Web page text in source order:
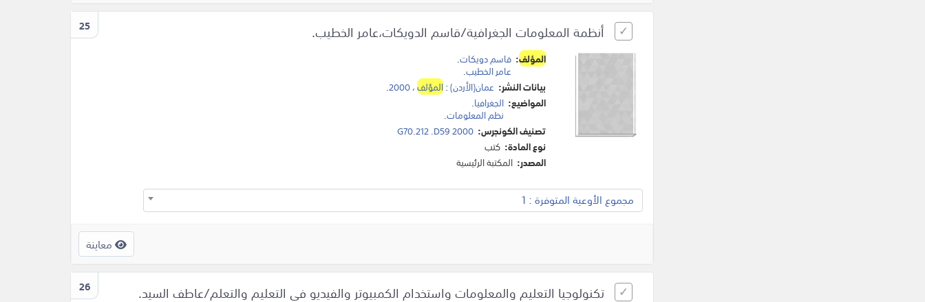
25 أنظمة المعلومات الجغرافية/قاسم الدويكات،عامر الخطيب.
المؤلف: قاسم دويكات.
عامر الخطيب.
بيانات النشر: عمان(الأردن):المؤلف،2000
.
المواضيع: الجغرافيا.
نظم المعلومات.
تصنيف الكونجرس: G70.212 .D59 2000
نوع المادة: كتب
المصدر: المكتبة الرئيسية
مجموع الأوعية المتوفرة : 1
معاينة
26 تكنولوجيا التعليم والمعلومات واستخدام الكمبيوتر والفيديو في التعليم والتعلم/عاطف السيد.